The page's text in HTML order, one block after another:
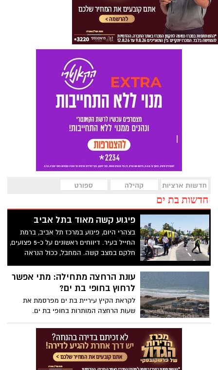
חדשות ארציות קהילה ספורט
חדשות בת ים
פיגוע קשה מאוד בתל אביב
בצהרי היום, פיגוע במרכז תל אביב, ברמת
החייל בעיר. דיווחים ראשונים על כ-5 פצועים,
חלקם במצב קשה. המחבל, ככול הנראה
עונת הרחצה מתחילה: מתי אפשר
לרחוץ בחופי בת ים?
לקראת הקיץ עיריית בת ים מפרסמת את
שעות הרחצה המותרות בחופי בת ים.